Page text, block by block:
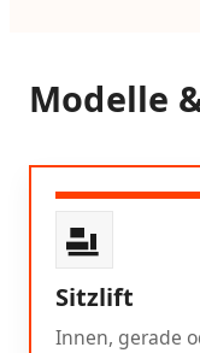
Modelle
Sitzlift
Innen, gerade